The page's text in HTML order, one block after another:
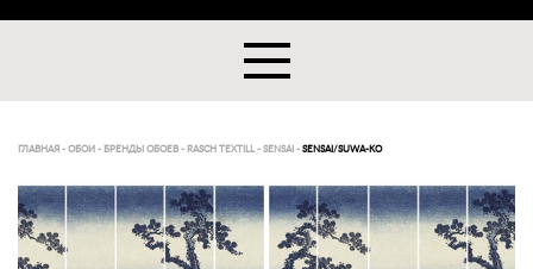
ГЛАВНАЯ - ОБОИ - БРЕНДЫ ОБОЕВ - RASCH TEXTILL- SENSAI - SENSAI/SUWA-KO